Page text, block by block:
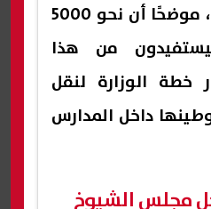
الدبلومات اليابانية، موضحًا أن نحو 5000
من هذا
خطة الوزارة لنقل
داخل المدارس
مجلس الشيوخ